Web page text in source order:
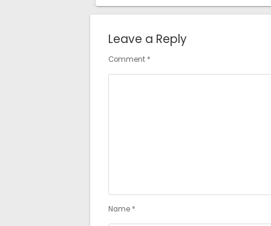
Leave a Reply
Comment *
Name *